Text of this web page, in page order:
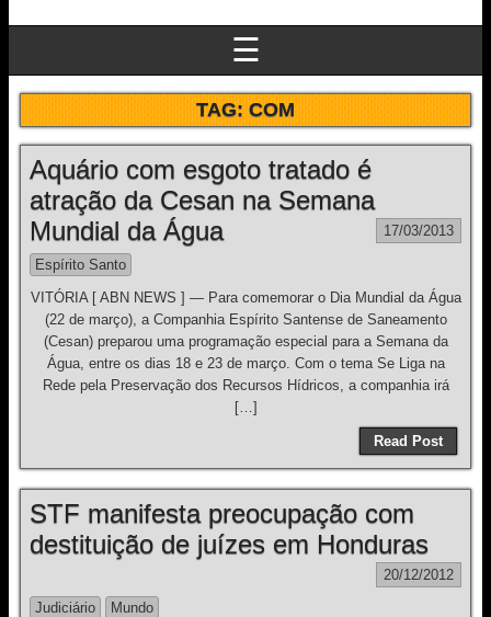
☰
TAG:COM
Aquário com esgoto tratado é
atração da Cesan na Semana
Mundial da Água
17/03/2013
Espírito Santo
VITÓRIA [ ABN NEWS ] — Para comemorar o Dia Mundial da Água
(22 de março), a Companhia Espírito Santense de Saneamento
(Cesan) preparou uma programação especial para a Semana da
Água, entre os dias 18 e 23 de março. Com o tema Se Liga na
Rede pela Preservação dos Recursos Hídricos, a companhia irá
[…]
Read Post
STF manifesta preocupação com
destituição de juízes em Honduras
20/12/2012
Judiciário
Mundo